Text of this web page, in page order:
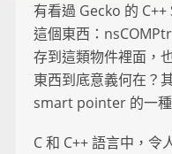
有看過 Gecko 的
這個東西：
存到這類物件裡面，
東西到底意義何在？
smart pointer 的一種
C 和 C++ 語言中，令